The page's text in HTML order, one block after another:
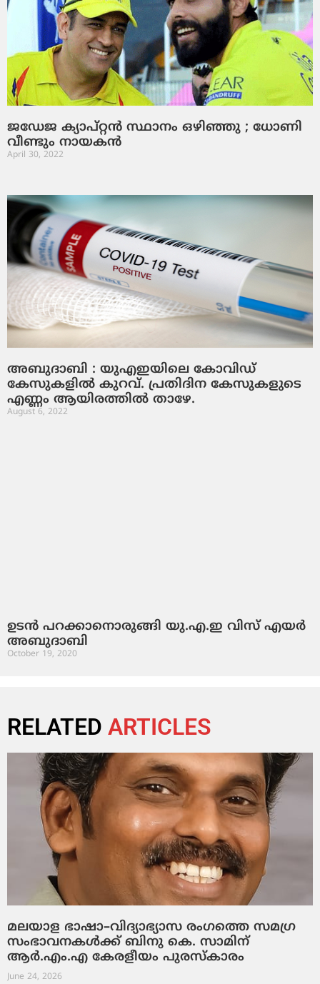
ജഡേജ ക്യാപ്റ്റന്‍ സ്ഥാനം ഒഴിഞ്ഞു ; ധോണി
വീണ്ടും നായകന്‍
April 30, 2022
അബുദാബി : യുഎഇയിലെ കോവിഡ്
കേസുകളില്‍ കുറവ്. പ്രതിദിന കേസുകളുടെ
എണ്ണം ആയിരത്തില്‍ താഴേ.
August 6, 2022
ഉടന്‍ പറക്കാനൊരുങ്ങി യു.എ.ഇ വിസ് എയര്‍
അബുദാബി
October 19, 2020
RELATED ARTICLES
മലയാള ഭാഷാ–വിദ്യാഭ്യാസ രംഗത്തെ സമഗ്ര
സംഭാവനകൾക്ക് ബിനു കെ. സാമിന്
ആർ.എം.എ കേരളീയം പുരസ്‌കാരം
June 24, 2026